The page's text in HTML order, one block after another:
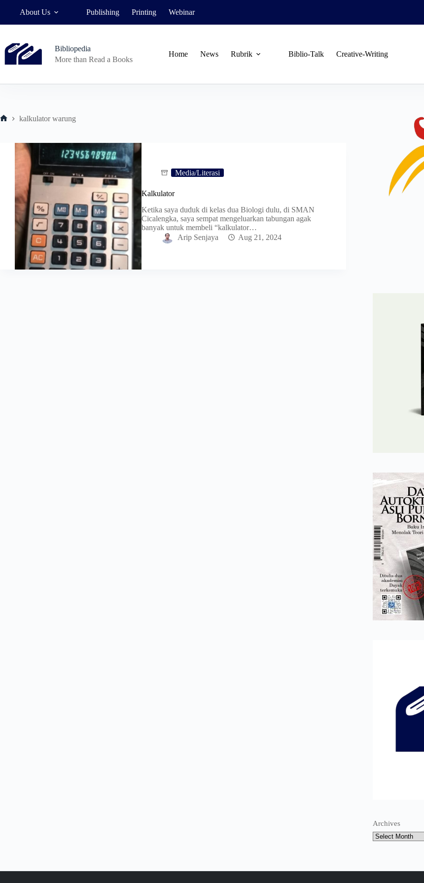
About Us Publishing Printing Webinar
Bibliopedia
More than Read a Books
Home News Rubrik Biblio-Talk Creative-Writing
kalkulator warung
Media/Literasi
Kalkulator
Ketika saya duduk di kelas dua Biologi dulu, di SMAN
Cicalengka, saya sempat mengeluarkan tabungan agak
banyak untuk membeli “kalkulator…
Arip Senjaya
Aug 21, 2024
Archives